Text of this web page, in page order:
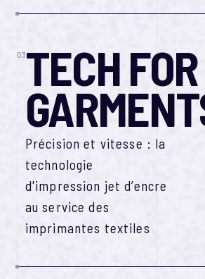
03TECH FOR
Précision et vitesse : la
technologie
d'impression jet d’encre
au service des
imprimantes textiles